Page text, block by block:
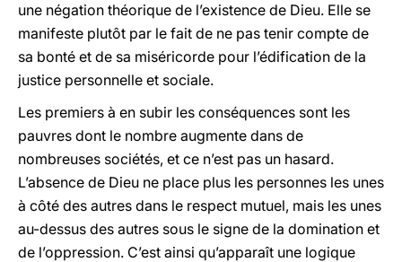
une négation théorique de l’existence de Dieu. Elle se
manifeste plutôt par le fait de ne pas tenir compte de
sa bonté et de sa miséricorde pour l’édification de la
justice personnelle et sociale.
Les premiers à en subir les conséquences sont les
pauvres dont le nombre augmente dans de
nombreuses sociétés, et ce n’est pas un hasard.
L’absence de Dieu ne place plus les personnes les unes
à côté des autres dans le respect mutuel, mais les unes
au-dessus des autres sous le signe de la domination et
de l’oppression. C’est ainsi qu’apparaît une logique